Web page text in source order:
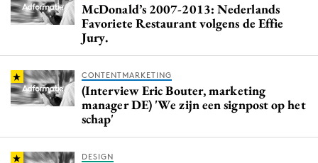
McDonald’s 2007-2013: Nederlands
Favoriete Restaurant volgens de Effie
Jury.
CONTENTMARKETING
(Interview Eric Bouter, marketing
manager DE) 'We zijn een signpost op het
schap'
DESIGN